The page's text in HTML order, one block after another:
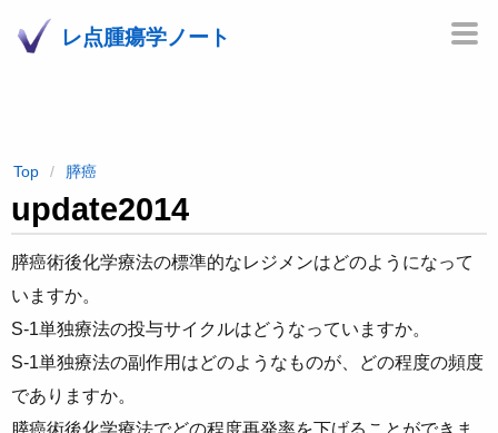
レ点腫瘍学ノート
Top 膵癌
update2014
膵癌術後化学療法の標準的なレジメンはどのようになって
いますか。
S-1単独療法の投与サイクルはどうなっていますか。
S-1単独療法の副作用はどのようなものが、どの程度の頻度
でありますか。
膵癌術後化学療法でどの程度再発率を下げることができま